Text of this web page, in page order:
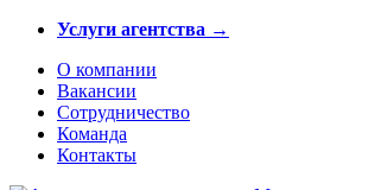
Услуги агентства →
О компании
Вакансии
Сотрудничество
Команда
Контакты